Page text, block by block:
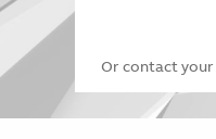
Or contact your